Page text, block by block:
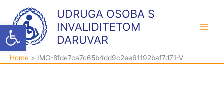
Open toolbar
content
UDRUGA OSOBA S
INVALIDITETOM
DARUVAR
Home IMG-8fde7ca7c65b4dd9c2ee61192baf7d71-V
t
e
g
h
i
v